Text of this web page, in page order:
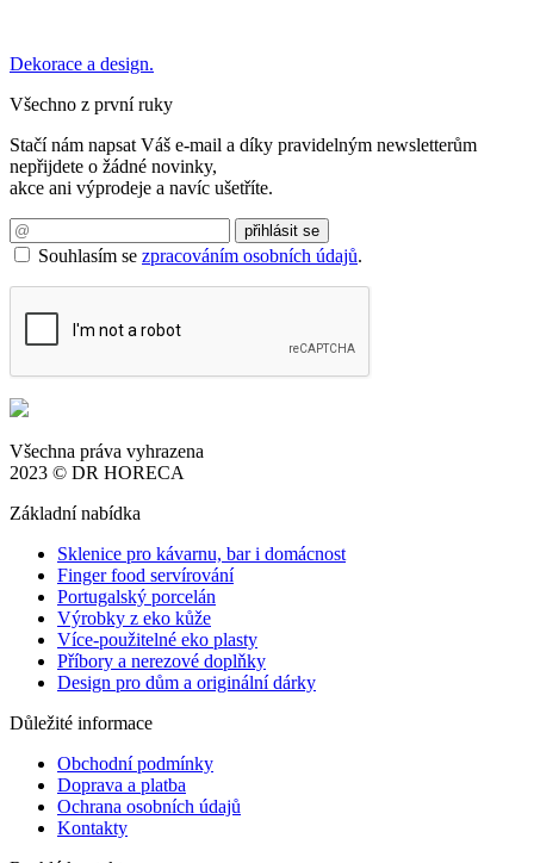
Dekorace a design.
Všechno z první ruky
Stačí nám napsat Váš e-mail a díky pravidelným newsletterům
nepřijdete o žádné novinky,
akce ani výprodeje a navíc ušetříte.
Souhlasím se zpracováním osobních údajů.
Všechna práva vyhrazena
2023 © DR HORECA
Základní nabídka
Sklenice pro kávarnu, bar i domácnost
Finger food servírování
Portugalský porcelán
Výrobky z eko kůže
Více-použitelné eko plasty
Příbory a nerezové doplňky
Design pro dům a originální dárky
Důležité informace
Obchodní podmínky
Doprava a platba
Ochrana osobních údajů
Kontakty